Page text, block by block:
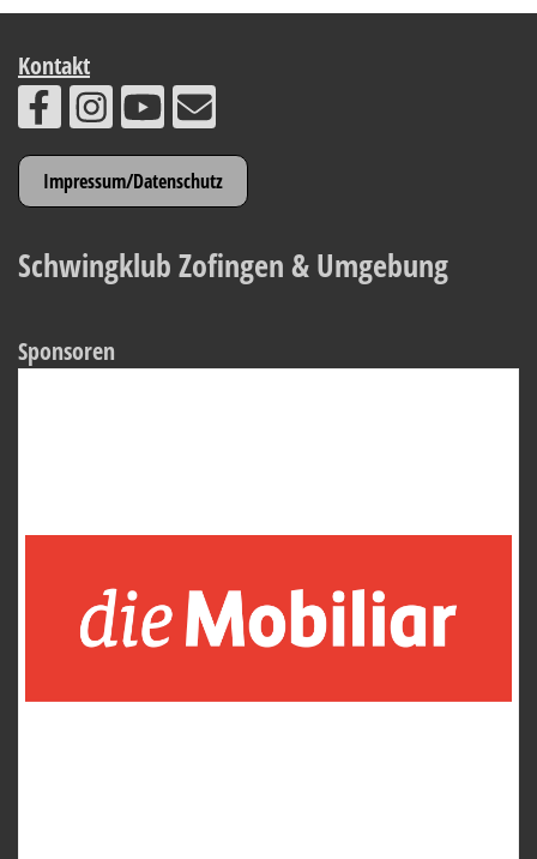
Kontakt
Impressum/Datenschutz
Schwingklub Zofingen & Umgebung
Sponsoren